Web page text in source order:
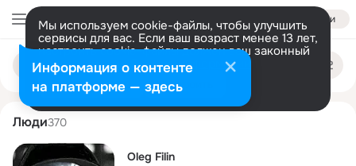
Войти
Мы используем cookie-файлы, чтобы улучшить
сервисы для вас. Если ваш возраст менее 13 лет,
настроить cookie-файлы должен ваш законный
представитель. Больше информации
Разрешить все Настроить
Поиск
людям
oleg filin
Люди370
Oleg Filin
Информация о контенте
на платформе — здесь